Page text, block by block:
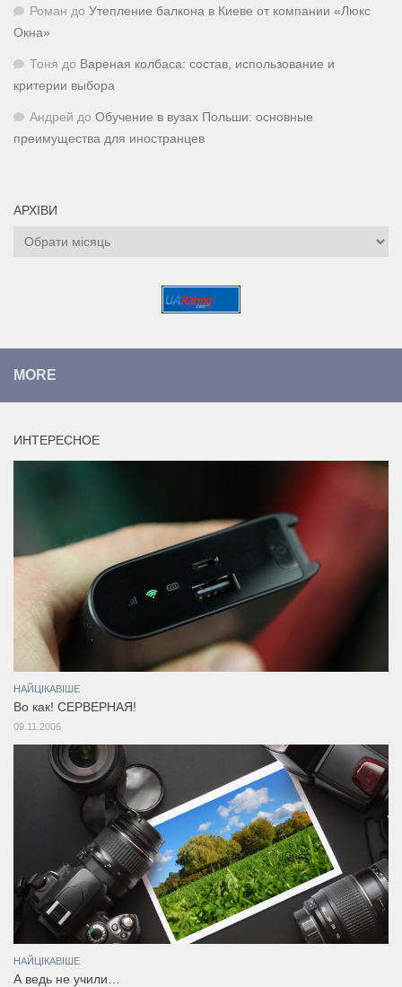
Роман до Утепление балкона в Киеве от компании «Люкс
Окна»
Тоня до Вареная колбаса: состав, использование и
критерии выбора
Андрей до Обучение в вузах Польши: основные
преимущества для иностранцев
АРХІВИ
Архіви
MORE
ИНТЕРЕСНОЕ
НАЙЦІКАВІШЕ
Во как! СЕРВЕРНАЯ!
09.11.2006
НАЙЦІКАВІШЕ
А ведь не учили…